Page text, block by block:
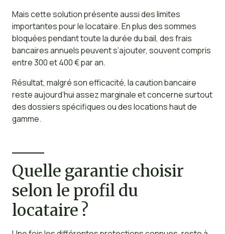
Mais cette solution présente aussi des limites
importantes pour le locataire. En plus des sommes
bloquées pendant toute la durée du bail, des frais
bancaires annuels peuvent s’ajouter, souvent compris
entre 300 et 400 € par an.
Résultat, malgré son efficacité, la caution bancaire
reste aujourd’hui assez marginale et concerne surtout
des dossiers spécifiques ou des locations haut de
gamme.
Quelle garantie choisir
selon le profil du
locataire ?